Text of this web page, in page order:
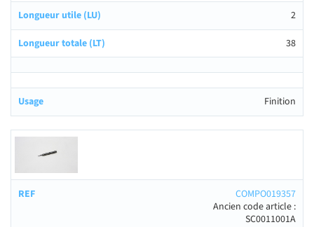
2
38
Finition
COMPO019357
Ancien code article :
SC0011001A